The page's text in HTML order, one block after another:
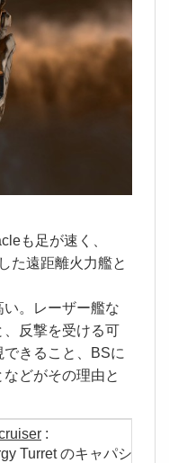
も足が速く、
た遠距離火力艦と
。レーザー艦な
反撃を受ける可
きること、BSに
どがその理由と
:
Turret のキャパシタ消